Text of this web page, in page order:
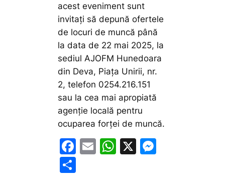
acest eveniment sunt
invitați să depună ofertele
de locuri de muncă până
la data de 22 mai 2025, la
sediul AJOFM Hunedoara
din Deva, Piața Unirii, nr.
2, telefon 0254.216.151
sau la cea mai apropiată
agenție locală pentru
ocuparea forței de muncă.
F
E
W X